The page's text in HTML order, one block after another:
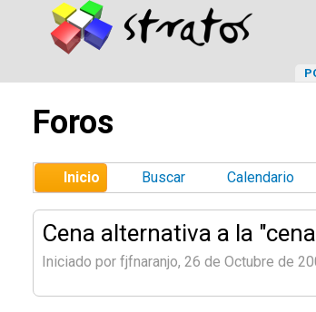
Foros
Inicio Buscar Calendario
Cena alternativa a la
Iniciado por fjfnaranjo, 26 de Octubre de